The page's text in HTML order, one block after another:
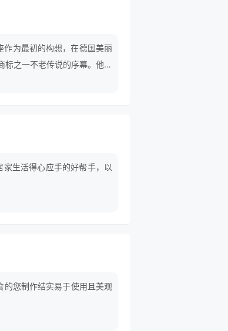
为最初的构想，在德国美丽
之一不老传说的序幕。他的
生活得心应手的好帮手，以
您制作结实易于使用且美观